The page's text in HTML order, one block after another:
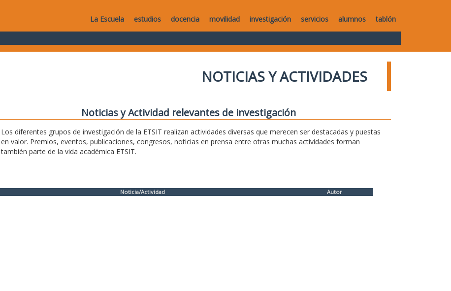
La Escuela estudios docencia movilidad investigación servicios alumnos tablón
NOTICIAS Y ACTIVIDADES
Noticias y Actividad relevantes de investigación
Los diferentes grupos de investigación de la ETSIT realizan actividades diversas que merecen ser destacadas y puestas
en valor. Premios, eventos, publicaciones, congresos, noticias en prensa entre otras muchas actividades forman
también parte de la vida académica ETSIT.
Noticia/Actividad Autor